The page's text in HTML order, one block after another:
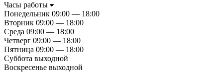
Часы работы
Понедельник 09:00 — 18:00
Вторник 09:00 — 18:00
Среда 09:00 — 18:00
Четверг 09:00 — 18:00
Пятница 09:00 — 18:00
Суббота выходной
Воскресенье выходной